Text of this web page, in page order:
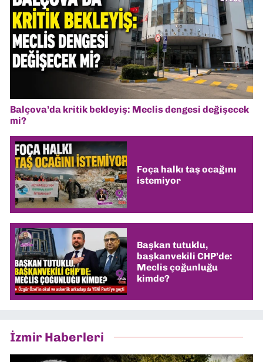
Balçova’da kritik bekleyiş: Meclis dengesi değişecek
mi?
Foça halkı taş ocağını
istemiyor
Başkan tutuklu,
başkanvekili CHP’de:
Meclis çoğunluğu
kimde?
İzmir Haberleri